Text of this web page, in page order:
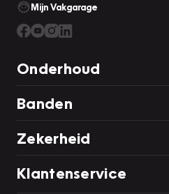
Mijn Vakgarage
Onderhoud
Banden
Zekerheid
Klantenservice